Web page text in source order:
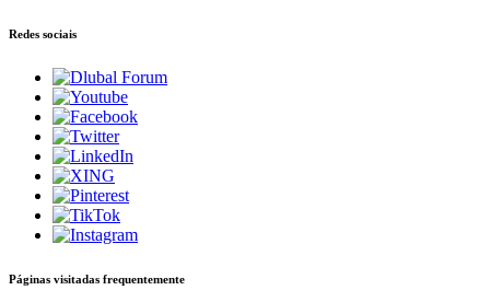
Redes sociais
Páginas visitadas frequentemente